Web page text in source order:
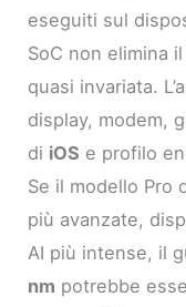
eseguiti sul
SoC non elimina
quasi invariata.
display, modem,
di iOS e profilo
Se il modello Pro
più avanzate,
AI più intense, il
nm potrebbe